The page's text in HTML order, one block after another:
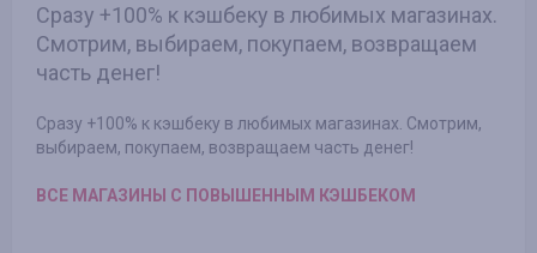
Сразу +100% к кэшбеку в любимых магазинах.
Смотрим, выбираем, покупаем, возвращаем
часть денег!
Сразу +100% к кэшбеку в любимых магазинах. Смотрим,
выбираем, покупаем, возвращаем часть денег!
ВСЕ МАГАЗИНЫ С ПОВЫШЕННЫМ КЭШБЕКОМ